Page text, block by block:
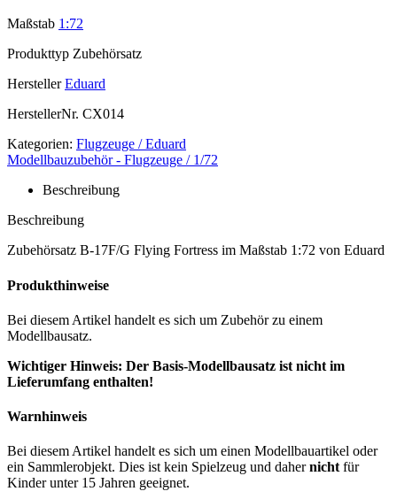
Maßstab 1:72
Produkttyp Zubehörsatz
Hersteller Eduard
HerstellerNr. CX014
Kategorien: Flugzeuge / Eduard
Modellbauzubehör - Flugzeuge / 1/72
Beschreibung
Beschreibung
Zubehörsatz B-17F/G Flying Fortress im Maßstab 1:72 von Eduard
Produkthinweise
Bei diesem Artikel handelt es sich um Zubehör zu einem
Modellbausatz.
Wichtiger Hinweis: Der Basis-Modellbausatz ist nicht im
Lieferumfang enthalten!
Warnhinweis
Bei diesem Artikel handelt es sich um einen Modellbauartikel oder
ein Sammlerobjekt. Dies ist kein Spielzeug und dahernicht für
Kinder unter 15 Jahren geeignet.